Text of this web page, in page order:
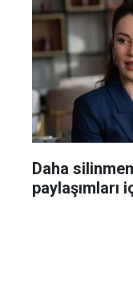
Daha
paylaşımları